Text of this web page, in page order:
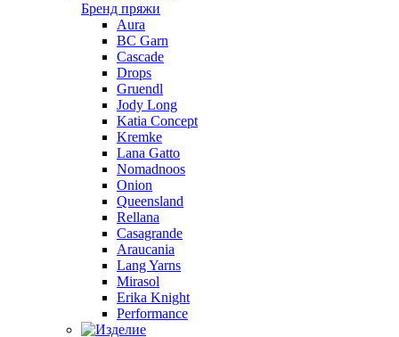
Бренд пряжи
Aura
BC Garn
Cascade
Drops
Gruendl
Jody Long
Katia Concept
Kremke
Lana Gatto
Nomadnoos
Onion
Queensland
Rellana
Casagrande
Araucania
Lang Yarns
Mirasol
Erika Knight
Performance